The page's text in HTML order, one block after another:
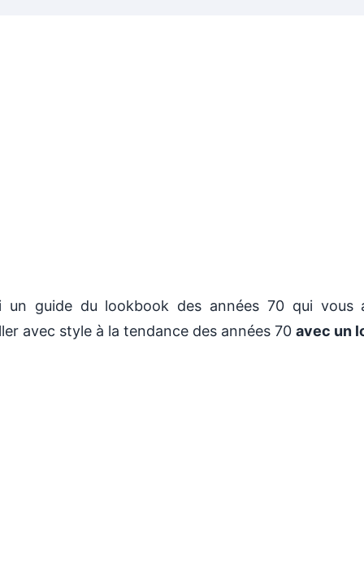
un guide du lookbook des années 70 qui vous
avec style à la tendance des années 70 avec un